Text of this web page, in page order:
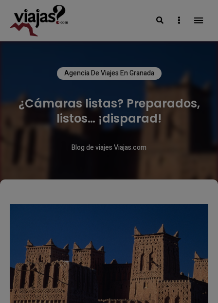
VIAJAS BLOG
SearchSidebar
Agencia De Viajes En Granada
¿Cámaras listas? Preparados,
listos… ¡disparad!
Blog de viajes Viajas.com